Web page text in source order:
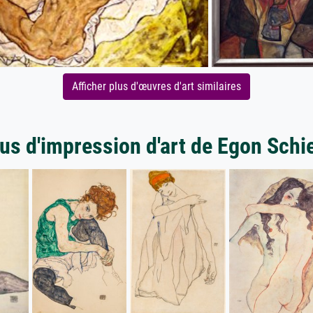
Afficher plus d'œuvres d'art similaires
d'impression d'art de Egon